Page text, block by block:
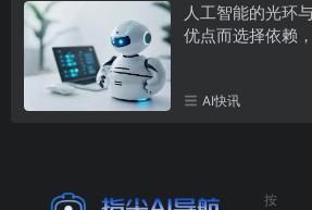
人工智能的光环
优点而选择依赖
AI快讯
按